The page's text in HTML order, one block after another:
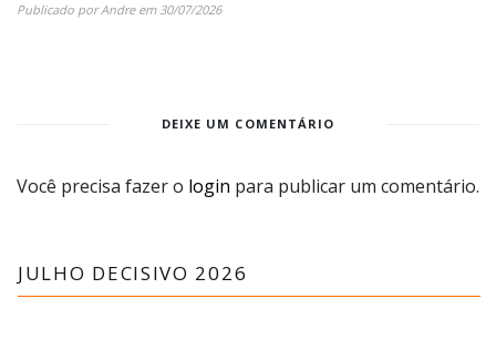
Publicado porAndreem30/07/2026
DEIXE UM COMENTÁRIO
Você precisa fazer o login para publicar um comentário.
JULHO DECISIVO 2026